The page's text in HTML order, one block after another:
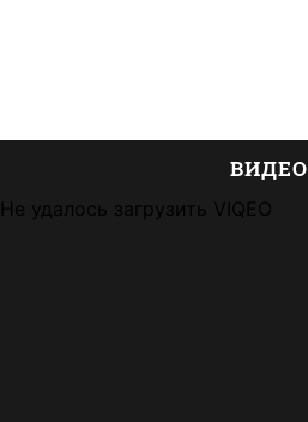
ВИДЕО
Не удалось загрузить VIQEO